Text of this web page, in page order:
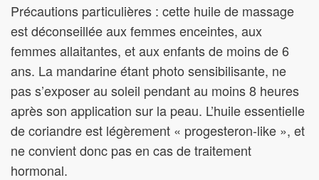
Précautions particulières : cette huile de massage
est déconseillée aux femmes enceintes, aux
femmes allaitantes, et aux enfants de moins de 6
ans. La mandarine étant photo sensibilisante, ne
pas s’exposer au soleil pendant au moins 8 heures
après son application sur la peau. L’huile essentielle
de coriandre est légèrement « progesteron-like », et
ne convient donc pas en cas de traitement
hormonal.